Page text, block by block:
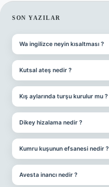
SIDEBAR
SON YAZILAR
Wa ingilizce neyin kısaltması ?
Kutsal ateş nedir ?
Kış aylarında turşu kurulur mu ?
Dikey hizalama nedir ?
Kumru kuşunun efsanesi nedir ?
Avesta inancı nedir ?